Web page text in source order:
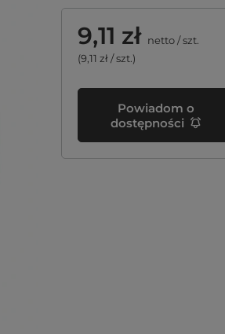
9,11 zł netto/szt.
(9,11 zł / szt.)
Powiadom o
dostępności